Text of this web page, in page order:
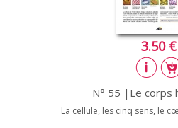
3.50 €
N° 55 |Le corps
La cellule, les cinq sens, le